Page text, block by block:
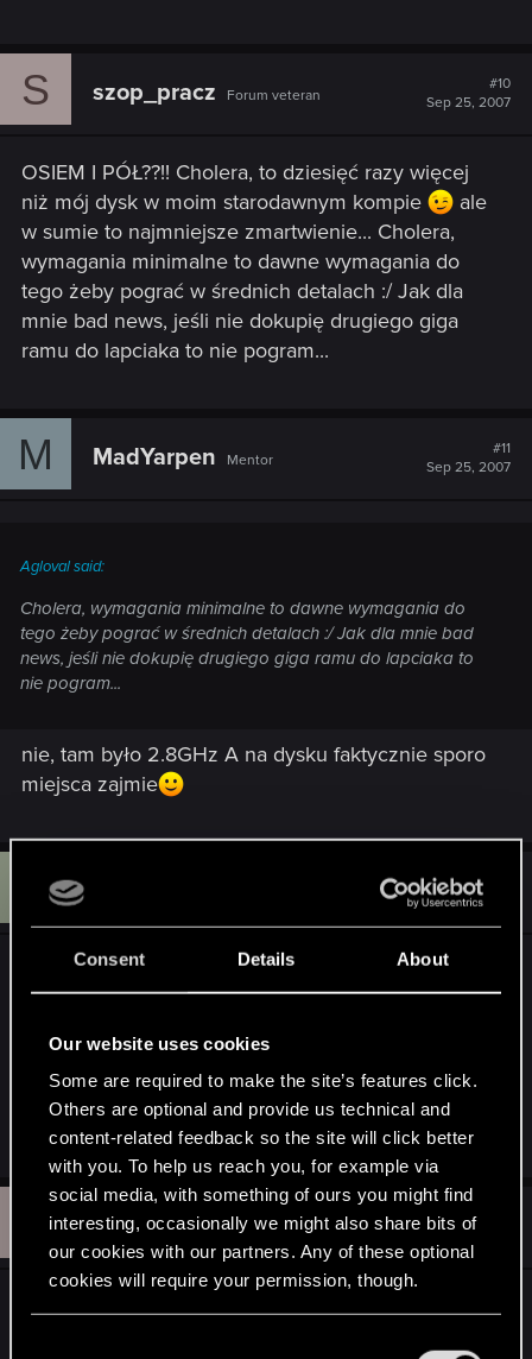
Consent Details About
Our website uses cookies
Some are required to make the site’s features click.
Others are optional and provide us technical and
content-related feedback so the site will click better
with you. To help us reach you, for example via
social media, with something of ours you might find
interesting, occasionally we might also share bits of
our cookies with our partners. Any of these optional
cookies will require your permission, though.
S szop_pracz Forum veteran
#10
Sep 25, 2007
OSIEM I PÓŁ??!! Cholera, to dziesięć razy więcej
niż mój dysk w moim starodawnym kompie
ale
w sumie to najmniejsze zmartwienie... Cholera,
wymagania minimalne to dawne wymagania do
tego żeby pograć w średnich detalach :/ Jak dla
mnie bad news, jeśli nie dokupię drugiego giga
ramu do lapciaka to nie pogram...
M MadYarpen Mentor
#11
Sep 25, 2007
Agloval said:
Cholera, wymagania minimalne to dawne wymagania do
tego żeby pograć w średnich detalach :/ Jak dla mnie bad
news, jeśli nie dokupię drugiego giga ramu do lapciaka to
nie pogram...
nie, tam było 2.8GHz A na dysku faktycznie sporo
miejsca zajmie
E
Sep 25, 2007
Jeden plus - znam wymagania wiedźmina!Jeden
minus - nie mam takiego dobrego kompa xDAle
gameplayu. Ja będę musiał mocno zainwestować
w sprzęt, ale już wiem, że warto
szop_pracz Forum veteran